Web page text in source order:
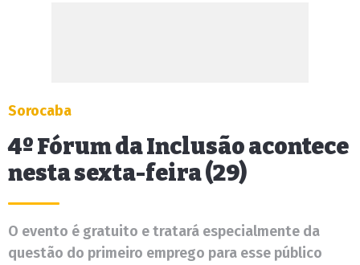
Sorocaba
4º Fórum da Inclusão acontece
nesta sexta-feira (29)
O evento é gratuito e tratará especialmente da
questão do primeiro emprego para esse público